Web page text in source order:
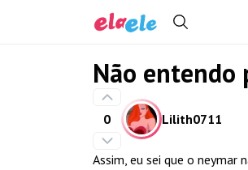
Não entendo
0 Lilith0711
Assim, eu sei que o